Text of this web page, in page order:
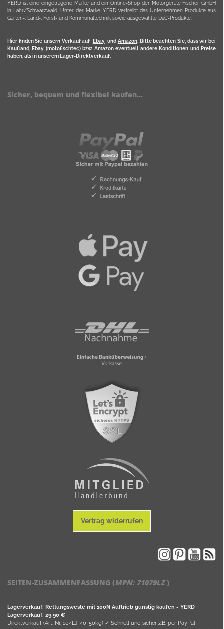
YERD ist eine eingetragene Marke und ein Online-Shop der Motorgeräte Fischer GmbH
in Lahr/Schwarzwald. Unter der Marke YERD vertreibt das Unternehmen Produkte aus
Garten-, Land-, Forst- und Kommunaltechnik sowie ausgewählte D2C-Produkte.
Hier finden Sie unsern Verkauf auf Ebayund Amazon. Bitte beachten Sie, dass wir bei
Kaufland, Ebay (motofischtec) bzw. Amazon eventuell andere Konditionen und Preise
haben, als in unserem Lager-Direktverkauf.
Sicher, bequem und flexibel kaufen...
Vertrag widerrufen
SEITEN-ZUSAMMENFASSUNG (MPN: 71079LZ)
Lagerverkauf: Rettungsweste mit 100N Auftrieb günstig kaufen - YERD
Lagerverkauf, 29,90 €
Direktverkauf (Art. Nr. 104LJ-40-50kg) ✓ Schnell und sicher z.B. per PayPal